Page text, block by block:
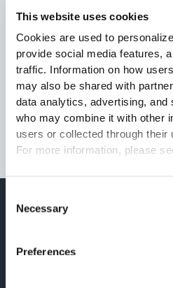
This website uses cookies
Cookies are used to
provide social media features,
traffic. Information on how
may also be shared with
data analytics, advertising, and
who may combine it with other
users or collected through
For more information, please
Selection
Necessary
Preferences
métodos de producción más
transición hacia una economía
objetivos delPacto Verde
El objetivo es garantizar que, de
significativa de los productos
Europea esté diseñada para ser
punto de vista energético y del
reparable, reciclable y fabricada
Artículos